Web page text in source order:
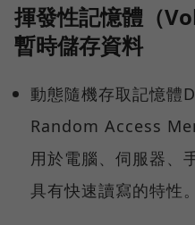
揮發性記憶體（
暫時儲存資料
動態隨機存取記憶體
Random Access
用於電腦、伺服器、
具有快速讀寫的特性。